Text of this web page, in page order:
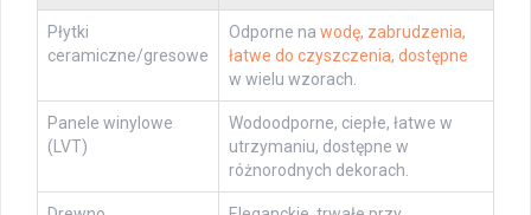
Płytki
ceramiczne/gresowe
Odporne na wodę, zabrudzenia,
łatwe do czyszczenia, dostępne
w wielu wzorach.
Panele winylowe
(LVT)
Wodoodporne, ciepłe, łatwe w
utrzymaniu, dostępne w
różnorodnych dekorach.